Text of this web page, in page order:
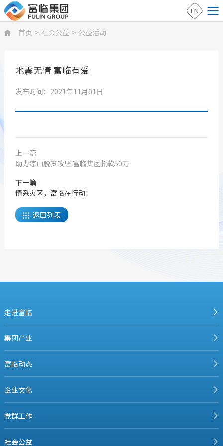
EN
 首页 > 社会公益 > 公益活动
地震无情 富临有爱
发布时间：2021年11月01日
上一篇
助力凉山脱贫攻坚 富临集团捐款50万
下一篇
情系灾区，富临在行动！
 返回列表
走进富临
集团产业
富临动态
企业文化
党群工作
社会公益